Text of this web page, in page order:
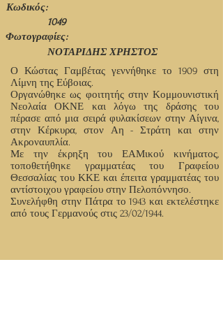
Ο Κώστας Γαμβέτας γεννήθηκε το 1909 στη
Λίμνη της Εύβοιας.
Οργανώθηκε ως φοιτητής στην Κομμουνιστική
Νεολαία ΟΚΝΕ και λόγω της δράσης του
πέρασε από μια σειρά φυλακίσεων στην Αίγινα,
στην Κέρκυρα, στον Αη - Στράτη και στην
Ακροναυπλία.
Με την έκρηξη του ΕΑΜικού κινήματος,
τοποθετήθηκε γραμματέας του Γραφείου
Θεσσαλίας του ΚΚΕ και έπειτα γραμματέας του
αντίστοιχου γραφείου στην Πελοπόννησο.
Συνελήφθη στην Πάτρα το 1943 και εκτελέστηκε
από τους Γερμανούς στις 23/02/1944.
Φωτογραφίες:
ΝΟΤΑΡΙΔΗΣ ΧΡΗΣΤΟΣ
Κωδικός:
1049